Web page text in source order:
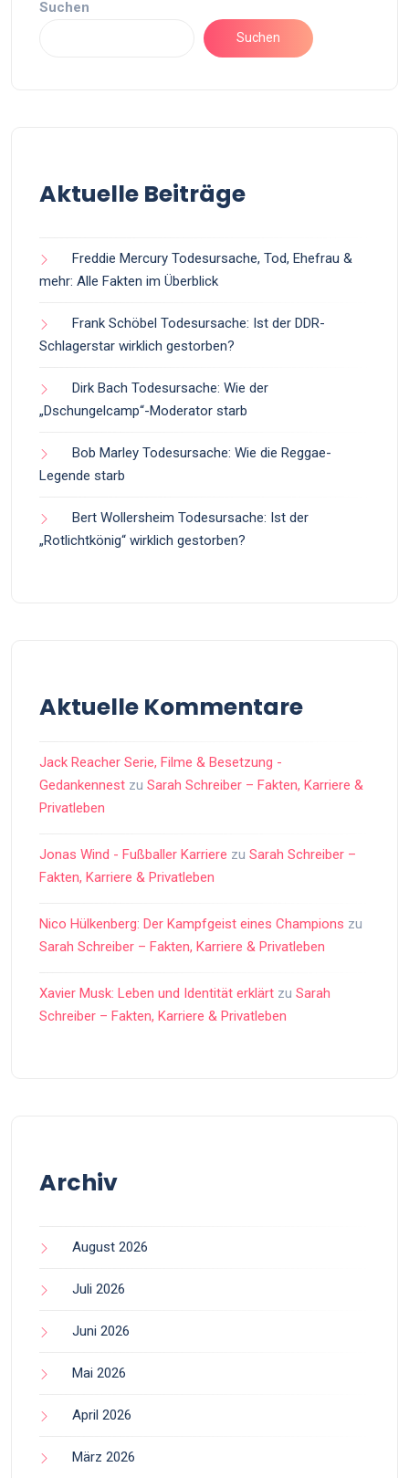
Suchen
Suchen
Aktuelle Beiträge
Freddie Mercury Todesursache, Tod, Ehefrau &
mehr: Alle Fakten im Überblick
Frank Schöbel Todesursache: Ist der DDR-
Schlagerstar wirklich gestorben?
Dirk Bach Todesursache: Wie der
„Dschungelcamp“-Moderator starb
Bob Marley Todesursache: Wie die Reggae-
Legende starb
Bert Wollersheim Todesursache: Ist der
„Rotlichtkönig“ wirklich gestorben?
Aktuelle Kommentare
Jack Reacher Serie, Filme & Besetzung -
Gedankennest zu Sarah Schreiber – Fakten, Karriere &
Privatleben
Jonas Wind - Fußballer Karriere zu Sarah Schreiber –
Fakten, Karriere & Privatleben
Nico Hülkenberg: Der Kampfgeist eines Champions zu
Sarah Schreiber – Fakten, Karriere & Privatleben
Xavier Musk: Leben und Identität erklärt zu Sarah
Schreiber – Fakten, Karriere & Privatleben
Archiv
August 2026
Juli 2026
Juni 2026
Mai 2026
April 2026
März 2026